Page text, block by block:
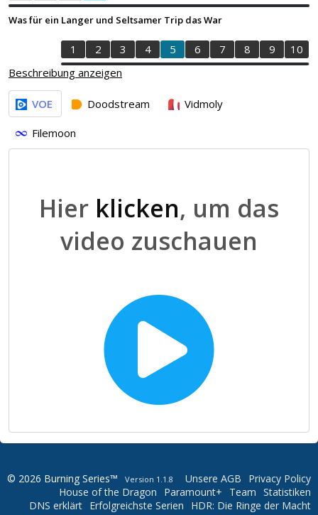
Was für ein Langer und Seltsamer Trip das War
1 2 3 4 5 6 7 8 9
10
Beschreibung anzeigen
VOE Doodstream Vidmoly
Filemoon
Hier klicken, um das
video zuschauen
© 2026 Burning Series™ Version 1.1.8 Privacy Policy
Unsere AGB
Statistiken
Team
Paramount+
House of the Dragon
HDR: Die Ringe der Macht
Erfolgreichste Serien
DNS erklärt